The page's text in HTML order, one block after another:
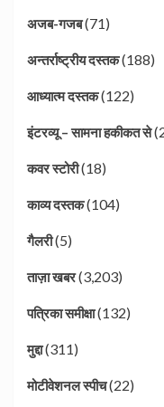
अजब-गजब(71)
अन्तर्राष्ट्रीय दस्तक(188)
आध्यात्म दस्तक(122)
इंटरव्यू – सामना हकीकत से
कवर स्टोरी(18)
काव्य दस्तक(104)
गैलरी(5)
ताज़ा खबर(3,203)
पत्रिका समीक्षा(132)
मुद्दा(311)
मोटीवेशनल स्पीच(22)